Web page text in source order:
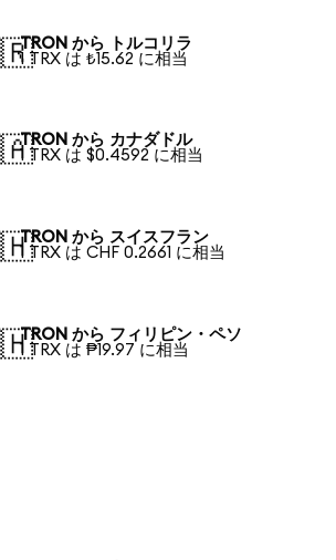
TRON から トルコリラ
1 TRX は ₺15.62 に相当
TRON から カナダドル
1 TRX は $0.4592 に相当
TRON から スイスフラン
1 TRX は CHF 0.2661 に相当
TRON から フィリピン・ペソ
1 TRX は ₱19.97 に相当